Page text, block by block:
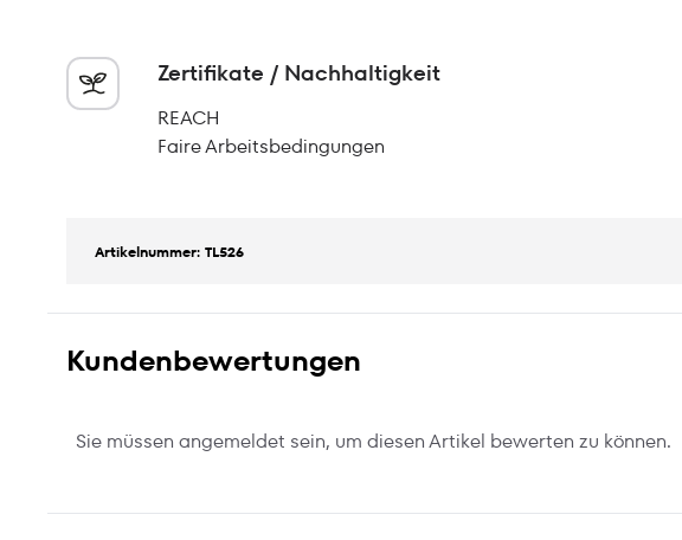
Zertifikate / Nachhaltigkeit
REACH
Faire Arbeitsbedingungen
Artikelnummer: TL526
Kundenbewertungen
Sie müssen angemeldet sein, um diesen Artikel bewerten zu können.